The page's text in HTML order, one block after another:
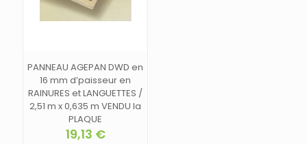
PANNEAU AGEPAN DWD en
16 mm d’paisseur en
RAINURES et LANGUETTES /
2,51 m x 0,635 m VENDU la
PLAQUE
19,13 €